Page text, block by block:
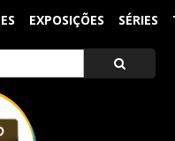
EXPOSIÇÕES SÉRIES